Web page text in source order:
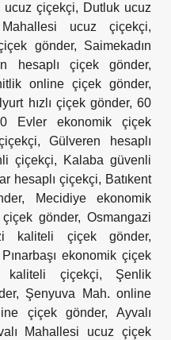
ucuz çiçekçi, Dutluk ucuz
Mahallesi ucuz çiçekçi,
gönder, Saimekadın
hesaplı çiçek gönder,
online çiçek gönder,
hızlı çiçek gönder,60
Evler ekonomik çiçek
,Gülveren hesaplı
çiçekçi,
Kalaba güvenli
hesaplı çiçekçi, Batıkent
,
Mecidiye ekonomik
gönder,Osmangazi
kaliteli çiçek gönder,
Pınarbaşı ekonomik çiçek
kaliteli çiçekçi, Şenlik
, Şenyuva Mah. online
çiçek gönder,Ayvalı
Mahallesi ucuz çiçek